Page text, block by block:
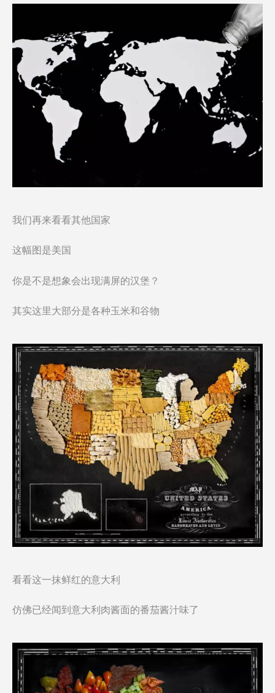
我们再来看看其他国家
这幅图是美国
你是不是想象会出现满屏的汉堡？
其实这里大部分是各种玉米和谷物
看看这一抹鲜红的意大利
仿佛已经闻到意大利肉酱面的番茄酱汁味了